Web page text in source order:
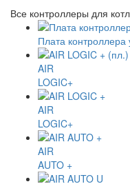
Все контроллеры для
Плата
AIR
LOGIC+
AIR
LOGIC+
AIR
AUTO +